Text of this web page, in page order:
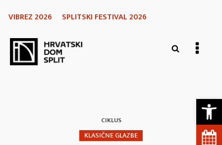
VIBREZ 2026 SPLITSKI FESTIVAL 2026
CIKLUS
KLASIČNE GLAZBE